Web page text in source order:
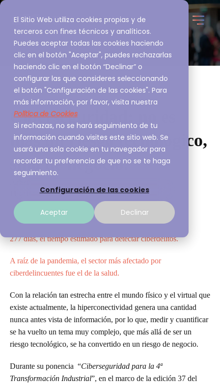
El Sitio Web utiliza cookies propias y de
terceros con fines técnicos y analíticos.
Puedes aceptar todas las cookies haciendo
clic en el botón "Aceptar", puedes rechazarlas
haciendo clic en el botón “Declinar” o
configurar las que consideres seleccionando
el botón "Configuración de las cookies". Para
más información, por favor, visita nuestra
Política de Cookies
Si rechazas, no se hará seguimiento de tu
información cuando visites este sitio web. Se
usará una sola cookie en tu navegador para
recordar tu preferencia de que no se te haga
seguimiento.
Configuración de las cookies
Aceptar Declinar
Ciberseguridad: no es
más un riesgo tecnológico,
sino de negocio.
11 octubre, 2022
277 días, el tiempo estimado para detectar ciberdelitos.
A raíz de la pandemia, el sector más afectado por
ciberdelincuentes fue el de la salud.
Con la relación tan estrecha entre el mundo físico y el virtual que
existe actualmente, la hiperconectividad genera una cantidad
nunca antes vista de información, por lo que, medir y cuantificar
se ha vuelto un tema muy complejo, que más allá de ser un
riesgo tecnológico, se ha convertido en un riesgo de negocio.
Durante su ponencia “Ciberseguridad para la 4ª
Transformación Industrial”, en el marco de la edición 37 del